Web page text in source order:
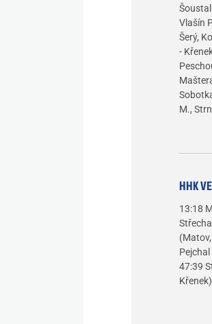
Vlašín
Šerý,
-
M.,
HHK
13:18
47:39
Křenek)